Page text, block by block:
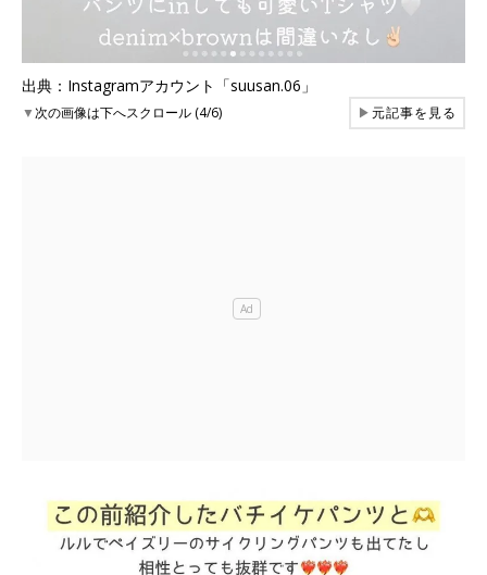
出典：Instagramアカウント「suusan.06」
▼次の画像は下へスクロール (4/6) ▶元記事を見る